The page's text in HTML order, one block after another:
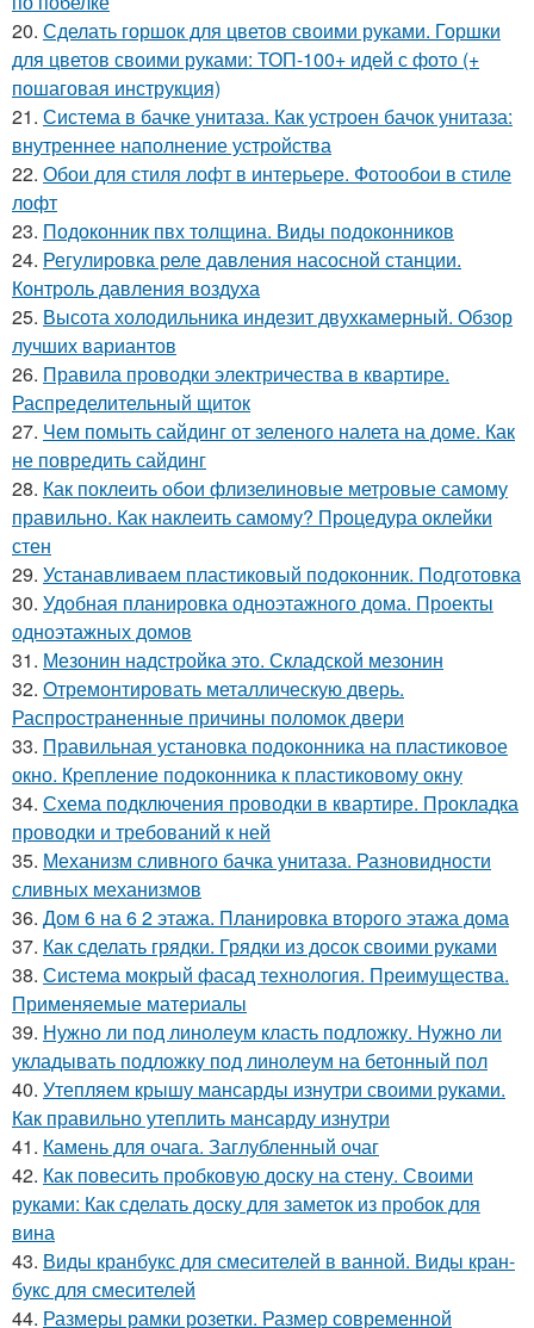
20. Сделать горшок для цветов своими руками. Горшки
для цветов своими руками: ТОП-100+ идей с фото (+
пошаговая инструкция)
21. Система в бачке унитаза. Как устроен бачок унитаза:
внутреннее наполнение устройства
22. Обои для стиля лофт в интерьере. Фотообои в стиле
лофт
23. Подоконник пвх толщина. Виды подоконников
24. Регулировка реле давления насосной станции.
Контроль давления воздуха
25. Высота холодильника индезит двухкамерный. Обзор
лучших вариантов
26. Правила проводки электричества в квартире.
Распределительный щиток
27. Чем помыть сайдинг от зеленого налета на доме. Как
не повредить сайдинг
28. Как поклеить обои флизелиновые метровые самому
правильно. Как наклеить самому? Процедура оклейки
стен
29. Устанавливаем пластиковый подоконник. Подготовка
30. Удобная планировка одноэтажного дома. Проекты
одноэтажных домов
31. Мезонин надстройка это. Складской мезонин
32. Отремонтировать металлическую дверь.
Распространенные причины поломок двери
33. Правильная установка подоконника на пластиковое
окно. Крепление подоконника к пластиковому окну
34. Схема подключения проводки в квартире. Прокладка
проводки и требований к ней
35. Механизм сливного бачка унитаза. Разновидности
сливных механизмов
36. Дом 6 на 6 2 этажа. Планировка второго этажа дома
37. Как сделать грядки. Грядки из досок своими руками
38. Система мокрый фасад технология. Преимущества.
Применяемые материалы
39. Нужно ли под линолеум класть подложку. Нужно ли
укладывать подложку под линолеум на бетонный пол
40. Утепляем крышу мансарды изнутри своими руками.
Как правильно утеплить мансарду изнутри
41. Камень для очага. Заглубленный очаг
42. Как повесить пробковую доску на стену. Своими
руками: Как сделать доску для заметок из пробок для
вина
43. Виды кранбукс для смесителей в ванной. Виды кран-
букс для смесителей
44. Размеры рамки розетки. Размер современной